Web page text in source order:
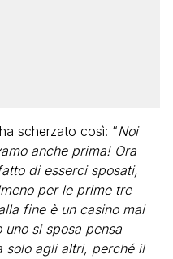
scherzato così: “Noi
anche prima! Ora
di esserci sposati,
per le prime tre
fine è un casino mai
si sposa pensa
solo agli altri, perché il